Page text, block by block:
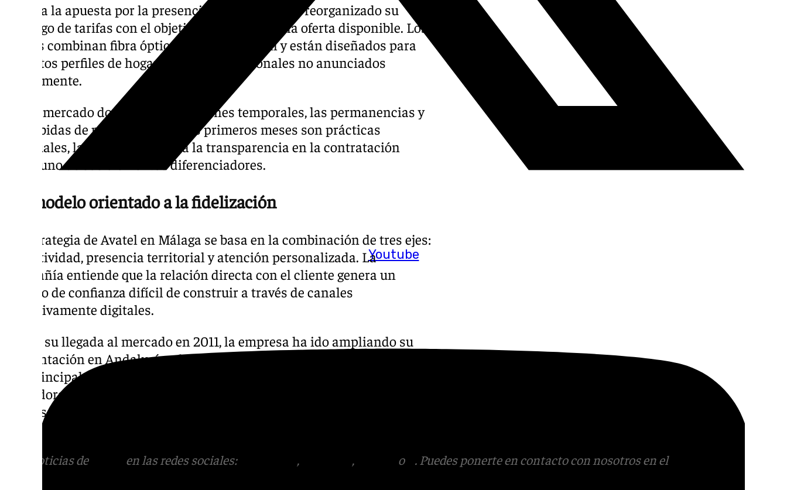
Youtube
Junto a la apuesta por la presencia local, Avatel ha reorganizado su
catálogo de tarifas con el objetivo de simplificar la oferta disponible. Los
planes combinan fibra óptica y telefonía móvil y están diseñados para
distintos perfiles de hogar, sin cargos adicionales no anunciados
previamente.
En un mercado donde las promociones temporales, las permanencias y
las subidas de precio pasados los primeros meses son prácticas
habituales, la operadora señala la transparencia en la contratación
como uno de sus elementos diferenciadores.
Un modelo orientado a la fidelización
La estrategia de Avatel en Málaga se basa en la combinación de tres ejes:
conectividad, presencia territorial y atención personalizada. La
compañía entiende que la relación directa con el cliente genera un
vínculo de confianza difícil de construir a través de canales
exclusivamente digitales.
Desde su llegada al mercado en 2011, la empresa ha ido ampliando su
implantación en Andalucía y ha hecho de la provincia de Málaga uno de
sus principales mercados de referencia. Con las 18 tiendas actuales, la
operadora dispone de una de las redes de atención presencial más
densas entre los operadores de tamaño mediano que operan en la
región.
Más noticias de en las redes sociales: , , o
. Puedes ponerte en contacto con nosotros en el